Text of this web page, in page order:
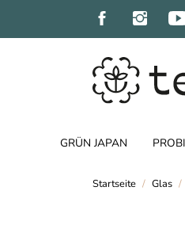
GRÜN JAPAN
Startseite Glas